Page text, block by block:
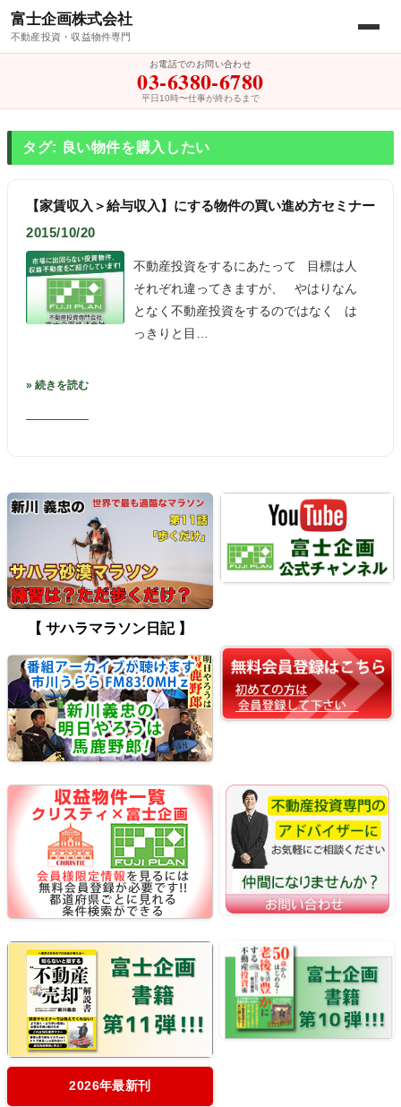
富士企画株式会社
不動産投資・収益物件専門
お電話でのお問い合わせ
03-6380-6780
平日10時〜仕事が終わるまで
タグ: 良い物件を購入したい
【家賃収入＞給与収入】にする物件の買い進め方セミナー
2015/10/20
不動産投資をするにあたって 目標は人
それぞれ違ってきますが、 やはりなん
となく不動産投資をするのではなく は
っきりと目…
» 続きを読む
【 サハラマラソン日記 】
2026年最新刊